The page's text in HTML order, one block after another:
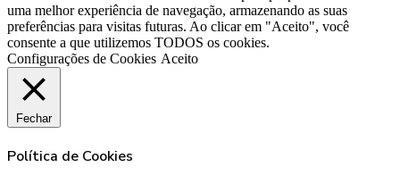
uma melhor experiência de navegação, armazenando as suas
preferências para visitas futuras. Ao clicar em "Aceito", você
consente a que utilizemos TODOS os cookies.
Configurações de Cookies Aceito
Fechar
Política de Cookies